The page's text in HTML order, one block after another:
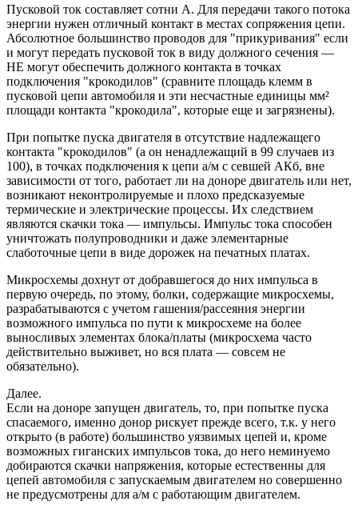
Пусковой ток составляет сотни А. Для передачи такого потока
энергии нужен отличный контакт в местах сопряжения цепи.
Абсолютное большинство проводов для "прикуривания" если
и могут передать пусковой ток в виду должного сечения —
НЕ могут обеспечить должного контакта в точках
подключения "крокодилов" (сравните площадь клемм в
пусковой цепи автомобиля и эти несчастные единицы мм²
площади контакта "крокодила", которые еще и загрязнены).
При попытке пуска двигателя в отсутствие надлежащего
контакта "крокодилов" (а он ненадлежащий в 99 случаев из
100), в точках подключения к цепи а/м с севшей АКб, вне
зависимости от того, работает ли на доноре двигатель или нет,
возникают неконтролируемые и плохо предсказуемые
термические и электрические процессы. Их следствием
являются скачки тока — импульсы. Импульс тока способен
уничтожать полупроводники и даже элементарные
слаботочные цепи в виде дорожек на печатных платах.
Микросхемы дохнут от добравшегося до них импульса в
первую очередь, по этому, болки, содержащие микросхемы,
разрабатываются с учетом гашения/рассеяния энергии
возможного импульса по пути к микросхеме на более
выносливых элементах блока/платы (микросхема часто
действительно выживет, но вся плата — совсем не
обязательно).
Далее.
Если на доноре запущен двигатель, то, при попытке пуска
спасаемого, именно донор рискует прежде всего, т.к. у него
открыто (в работе) большинство уязвимых цепей и, кроме
возможных гиганских импульсов тока, до него неминуемо
добираются скачки напряжения, которые естественны для
цепей автомобиля с запускаемым двигателем но совершенно
не предусмотрены для а/м с работающим двигателем.